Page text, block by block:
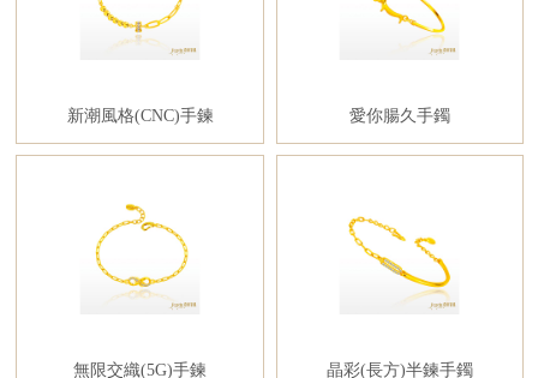
新潮風格(CNC)手鍊 愛你腸久手鐲
無限交織(5G)手鍊 晶彩(長方)半鍊手鐲